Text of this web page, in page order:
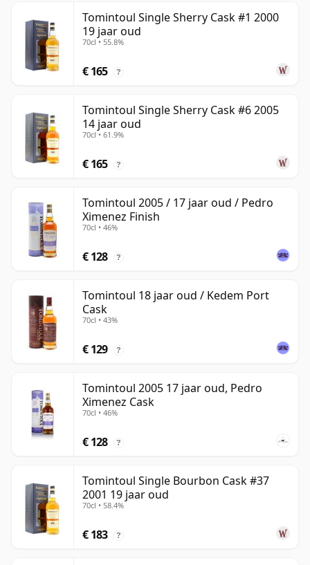
Tomintoul Single Sherry Cask #1 2000
19 jaar oud
70cl • 55.8%
€ 165 ?
Tomintoul Single Sherry Cask #6 2005
14 jaar oud
70cl • 61.9%
€ 165 ?
Tomintoul 2005 / 17 jaar oud / Pedro
Ximenez Finish
70cl • 46%
€ 128 ?
Tomintoul 18 jaar oud / Kedem Port
Cask
70cl • 43%
€ 129 ?
Tomintoul 2005 17 jaar oud, Pedro
Ximenez Cask
70cl • 46%
€ 128 ?
Tomintoul Single Bourbon Cask #37
2001 19 jaar oud
70cl • 58.4%
€ 183 ?